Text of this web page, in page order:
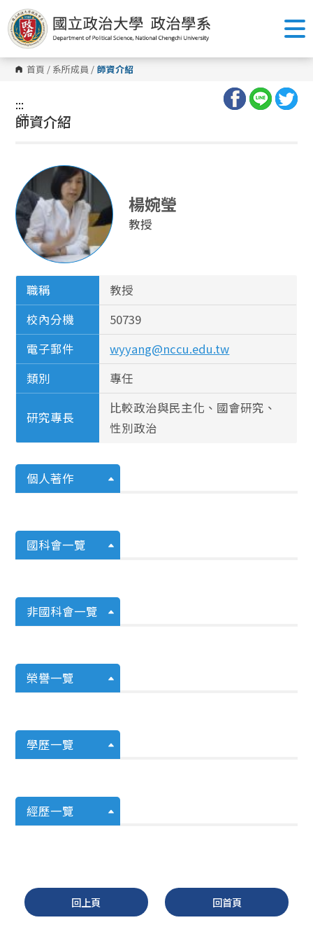
跳
到
主
要
內
容
區 首頁 / 系所成員 / 師資介紹
:::
:::
師資介紹
楊婉瑩
教授
職稱
教授
校內分機
50739
電子郵件
wyyang@nccu.edu.tw
類別
專任
研究專長
比較政治與民主化、國會研究、
性別政治
個人著作
國科會一覽
非國科會一覽
榮譽一覽
學歷一覽
經歷一覽
回上頁 回首頁